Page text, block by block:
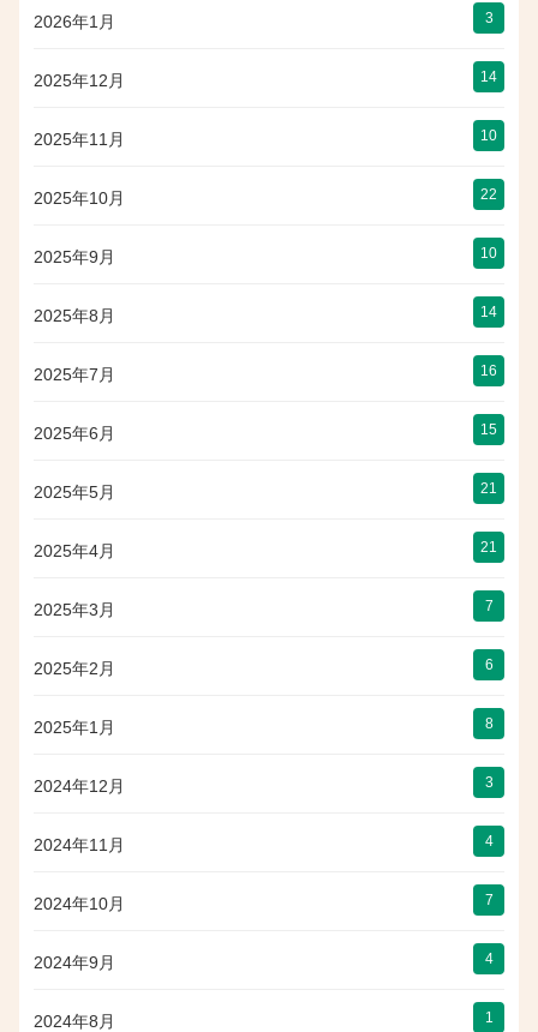
2026年1月 3
2025年12月 14
2025年11月 10
2025年10月 22
2025年9月 10
2025年8月 14
2025年7月 16
2025年6月 15
2025年5月 21
2025年4月 21
2025年3月 7
2025年2月 6
2025年1月 8
2024年12月 3
2024年11月 4
2024年10月 7
2024年9月 4
2024年8月 1